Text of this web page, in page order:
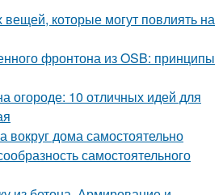
которые могут повлиять на
фронтона из OSB: принципы
огороде: 10 отличных идей для
вокруг дома самостоятельно
самостоятельного